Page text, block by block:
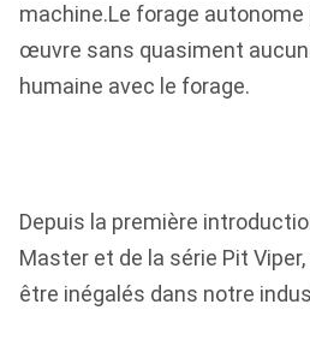
machine.Le forage
œuvre sans quasiment
humaine avec le forage.
Depuis la première
Master et de la série Pit
être inégalés dans notre